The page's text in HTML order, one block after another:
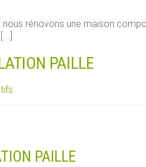
rénovons une maison
PAILLE
PAILLE